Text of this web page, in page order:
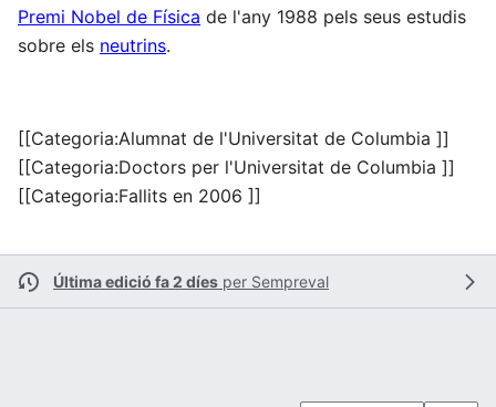
Premi Nobel de Física de l'any 1988 pels seus estudis
sobre els neutrins.
[[Categoria:Alumnat de l'Universitat de Columbia ]]
[[Categoria:Doctors per l'Universitat de Columbia ]]
[[Categoria:Fallits en 2006 ]]
Última edició fa 2 díes per Sempreval